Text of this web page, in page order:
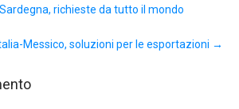
richieste da tutto il mondo
Messico, soluzioni per le esportazioni →